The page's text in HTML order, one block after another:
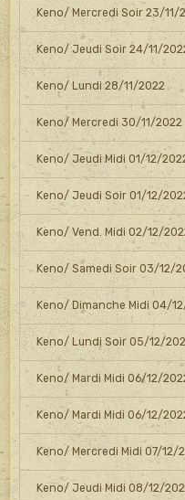
Keno/ Mercredi Soir 23/11/
Keno/ Jeudi Soir 24/11/
Keno/ Lundi 28/11/2022
Keno/ Mercredi 30/11/2022
Keno/ Jeudi Midi 01/12/
Keno/ Jeudi Soir 01/12/
Keno/ Vend. Midi 02/12/
Keno/ Samedi Soir 03/12/
Keno/ Dimanche Midi 04/
Keno/ Lundi Soir 05/12/
Keno/ Mardi Midi 06/12/
Keno/ Mardi Midi 06/12/
Keno/ Mercredi Midi 07/12/
Keno/ Jeudi Midi 08/12/